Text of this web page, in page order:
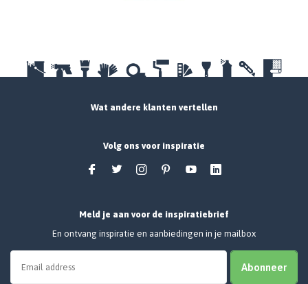
Wat andere klanten vertellen
Volg ons voor inspiratie
Meld je aan voor de inspiratiebrief
En ontvang inspiratie en aanbiedingen in je mailbox
Abonneer